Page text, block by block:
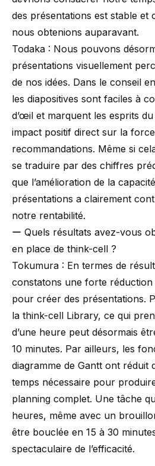
des présentations est stable et
nous obtenions auparavant.
Todaka : Nous pouvons
présentations visuellement
de nos idées. Dans le conseil
les diapositives sont faciles à
d’œil et marquent les esprits
impact positif direct sur la
recommandations. Même si
se traduire par des chiffres
que l’amélioration de la
présentations a clairement
notre rentabilité.
ー Quels résultats avez-vous
en place de think-cell ?
Tokumura : En termes de
constatons une forte réduction
pour créer des présentations.
la think-cell Library, ce qui
d’une heure peut désormais
10 minutes. Par ailleurs, les
diagramme de Gantt ont réduit
temps nécessaire pour
planning complet. Une tâche
heures, même avec un
être bouclée en 15 à 30
spectaculaire de l’efficacité.